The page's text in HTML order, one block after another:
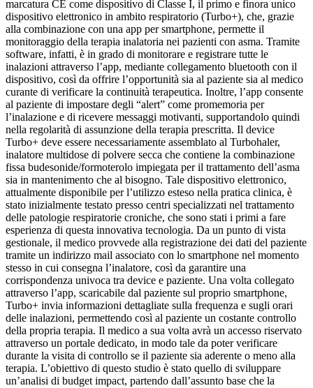
marcatura CE come dispositivo di Classe I, il primo e finora unico
dispositivo elettronico in ambito respiratorio (Turbo+), che, grazie
alla combinazione con una app per smartphone, permette il
monitoraggio della terapia inalatoria nei pazienti con asma. Tramite
software, infatti, è in grado di monitorare e registrare tutte le
inalazioni attraverso l’app, mediante collegamento bluetooth con il
dispositivo, così da offrire l’opportunità sia al paziente sia al medico
curante di verificare la continuità terapeutica. Inoltre, l’app consente
al paziente di impostare degli “alert” come promemoria per
l’inalazione e di ricevere messaggi motivanti, supportandolo quindi
nella regolarità di assunzione della terapia prescritta. Il device
Turbo+ deve essere necessariamente assemblato al Turbohaler,
inalatore multidose di polvere secca che contiene la combinazione
fissa budesonide/formoterolo impiegata per il trattamento dell’asma
sia in mantenimento che al bisogno. Tale dispositivo elettronico,
attualmente disponibile per l’utilizzo esteso nella pratica clinica, è
stato inizialmente testato presso centri specializzati nel trattamento
delle patologie respiratorie croniche, che sono stati i primi a fare
esperienza di questa innovativa tecnologia. Da un punto di vista
gestionale, il medico provvede alla registrazione dei dati del paziente
tramite un indirizzo mail associato con lo smartphone nel momento
stesso in cui consegna l’inalatore, così da garantire una
corrispondenza univoca tra device e paziente. Una volta collegato
attraverso l’app, scaricabile dal paziente sul proprio smartphone,
Turbo+ invia informazioni dettagliate sulla frequenza e sugli orari
delle inalazioni, permettendo così al paziente un costante controllo
della propria terapia. Il medico a sua volta avrà un accesso riservato
attraverso un portale dedicato, in modo tale da poter verificare
durante la visita di controllo se il paziente sia aderente o meno alla
terapia. L’obiettivo di questo studio è stato quello di sviluppare
un’analisi di budget impact, partendo dall’assunto base che la